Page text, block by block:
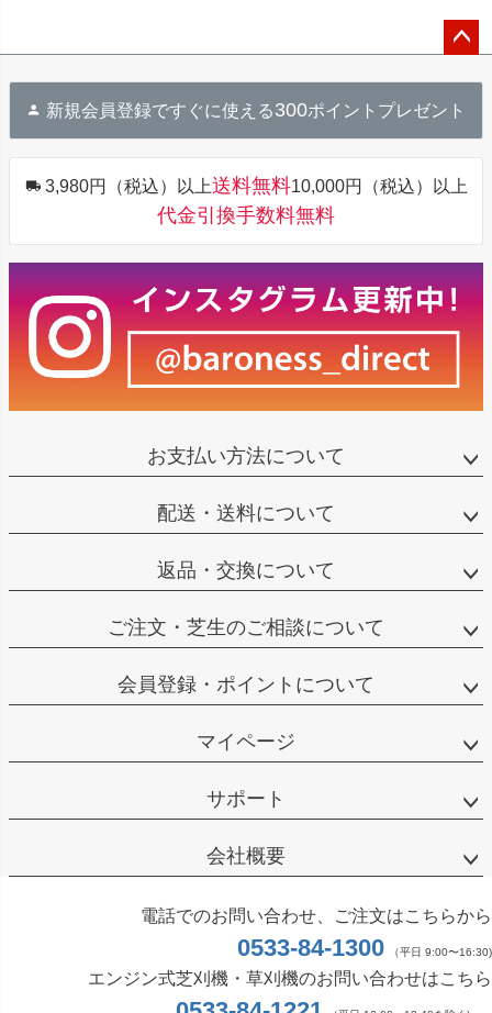
ップ
新規会員登録ですぐに使える300ポイントプレゼント
3,980円（税込）以上送料無料10,000円（税込）以上
代金引換手数料無料
お支払い方法について
配送・送料について
返品・交換について
ご注文・芝生のご相談について
会員登録・ポイントについて
マイページ
サポート
会社概要
電話でのお問い合わせ、ご注文はこちらから
0533-84-1300 （平日 9:00〜16:30)
エンジン式芝刈機・草刈機のお問い合わせはこちら